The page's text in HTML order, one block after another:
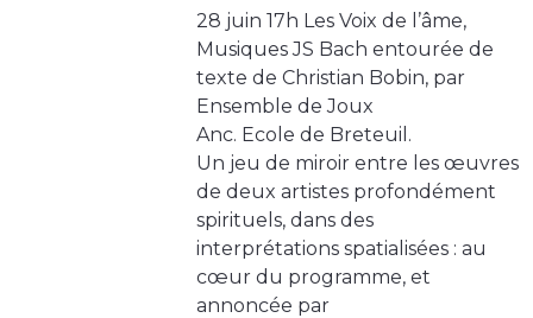
28 juin 17h Les Voix de l’âme,
Musiques JS Bach entourée de
texte de Christian Bobin, par
Ensemble de Joux
Anc. Ecole de Breteuil.
Un jeu de miroir entre les œuvres
de deux artistes profondément
spirituels, dans des
interprétations spatialisées : au
cœur du programme, et
annoncée par